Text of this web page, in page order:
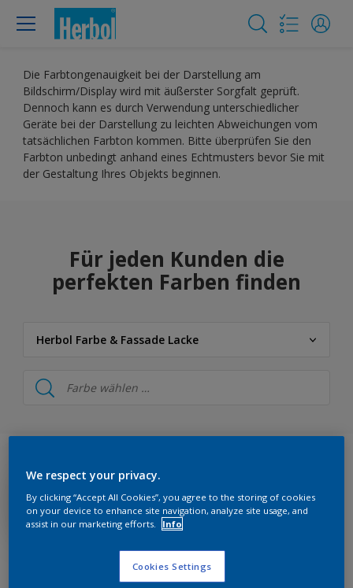
Die Farbtongenauigkeit bei der Darstellung am
Bildschirm/Display wird mit äußerster Sorgfalt geprüft.
Dennoch kann es durch Verwendung unterschiedlicher
Geräte bei der Darstellung zu leichten Abweichungen vom
tatsächlichen Farbton kommen. Bitte überprüfen Sie den
Farbton unbedingt anhand eines Echtmusters bevor Sie mit
der Gestaltung Ihres Objekts beginnen.
Für jeden Kunden die
perfekten Farben finden
Herbol Farbe & Fassade Lacke
Herbol
Herbol Farbe & Fassade Wandfarbe
Herbol Farbe & Fassade Lacke
Herbol Farbe & Architektur
We respect your privacy.
By clicking “Accept All Cookies”, you agree to the storing of cookies
on your device to enhance site navigation, analyze site usage, and
assist in our marketing efforts.
Info
Cookies Settings